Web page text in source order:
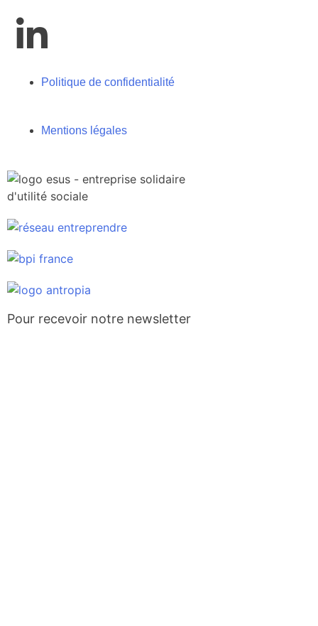
Politique de confidentialité
Mentions légales
Pour recevoir notre newsletter